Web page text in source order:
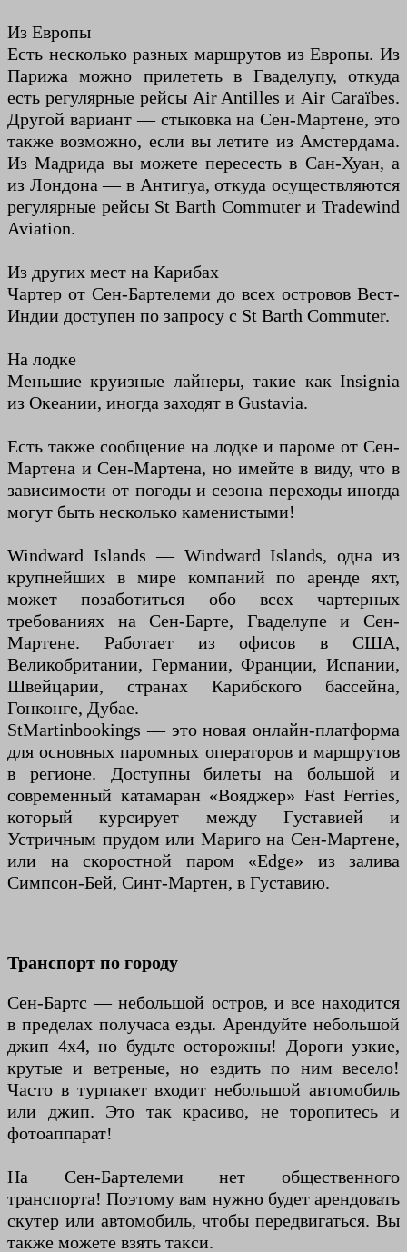
Из Европы
Есть несколько разных маршрутов из Европы. Из
Парижа можно прилететь в Гваделупу, откуда
есть регулярные рейсы Air Antilles и Air Caraïbes.
Другой вариант — стыковка на Сен-Мартене, это
также возможно, если вы летите из Амстердама.
Из Мадрида вы можете пересесть в Сан-Хуан, а
из Лондона — в Антигуа, откуда осуществляются
регулярные рейсы St Barth Commuter и Tradewind
Aviation.
Из других мест на Карибах
Чартер от Сен-Бартелеми до всех островов Вест-
Индии доступен по запросу с St Barth Commuter.
На лодке
Меньшие круизные лайнеры, такие как Insignia
из Океании, иногда заходят в Gustavia.
Есть также сообщение на лодке и пароме от Сен-
Мартена и Сен-Мартена, но имейте в виду, что в
зависимости от погоды и сезона переходы иногда
могут быть несколько каменистыми!
Windward Islands — Windward Islands, одна из
крупнейших в мире компаний по аренде яхт,
может позаботиться обо всех чартерных
требованиях на Сен-Барте, Гваделупе и Сен-
Мартене. Работает из офисов в США,
Великобритании, Германии, Франции, Испании,
Швейцарии, странах Карибского бассейна,
Гонконге, Дубае.
StMartinbookings — это новая онлайн-платформа
для основных паромных операторов и маршрутов
в регионе. Доступны билеты на большой и
современный катамаран «Вояджер» Fast Ferries,
который курсирует между Густавией и
Устричным прудом или Мариго на Сен-Мартене,
или на скоростной паром «Edge» из залива
Симпсон-Бей, Синт-Мартен, в Густавию.
Транспорт по городу
Сен-Бартс — небольшой остров, и все находится
в пределах получаса езды. Арендуйте небольшой
джип 4x4, но будьте осторожны! Дороги узкие,
крутые и ветреные, но ездить по ним весело!
Часто в турпакет входит небольшой автомобиль
или джип. Это так красиво, не торопитесь и
фотоаппарат!
На Сен-Бартелеми нет общественного
транспорта! Поэтому вам нужно будет арендовать
скутер или автомобиль, чтобы передвигаться. Вы
также можете взять такси.